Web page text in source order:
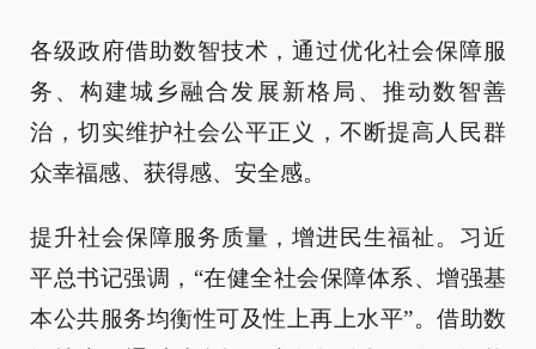
各级政府借助数智技术，通过优化社会保障服
务、构建城乡融合发展新格局、推动数智善
治，切实维护社会公平正义，不断提高人民群
众幸福感、获得感、安全感。
提升社会保障服务质量，增进民生福祉。习近
平总书记强调，“在健全社会保障体系、增强基
本公共服务均衡性可及性上再上水平”。借助数